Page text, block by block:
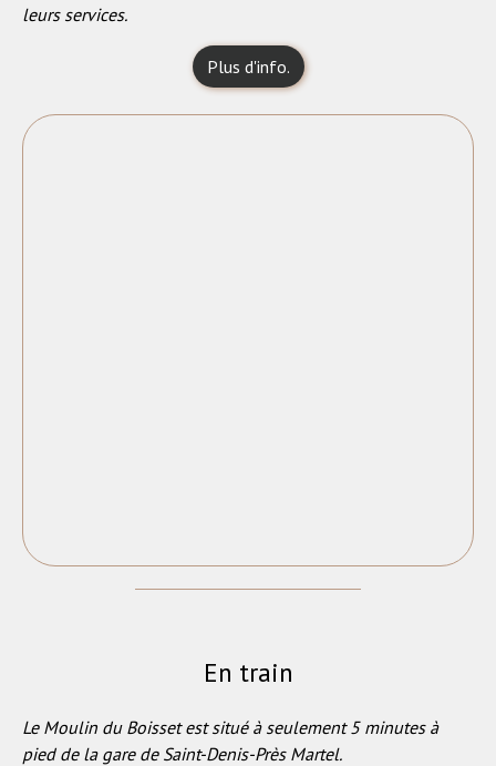
leurs services.
Plus d'info.
En train
Le Moulin du Boisset est situé à seulement 5 minutes à
pied de la gare de Saint-Denis-Près Martel.